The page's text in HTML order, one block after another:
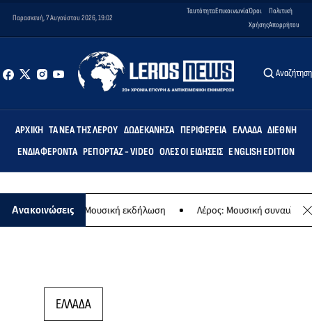
Παρασκευή, 7 Αυγούστου 2026, 19:02
ΤαυτότηταΕπικοινωνίαΌροι
Χρήσης
Πολιτική
Απορρήτου
Αναζήτηση
ΑΡΧΙΚΉ ΤΑ ΝΈΑ ΤΗΣ ΛΈΡΟΥ ΔΩΔΕΚΆΝΗΣΑ ΠΕΡΙΦΈΡΕΙΑ ΕΛΛΆΔΑ ΔΙΕΘΝΉ
ΕΝΔΙΑΦΈΡΟΝΤΑ ΡΕΠΟΡΤΆΖ - VIDEO ΌΛΕΣ ΟΙ ΕΙΔΉΣΕΙΣ ENGLISH EDITION
Ανακοινώσεις
Παναγίας - Μουσική εκδήλωση Λέρος: Μουσική συναυλία των
ΕΛΛΑΔΑ